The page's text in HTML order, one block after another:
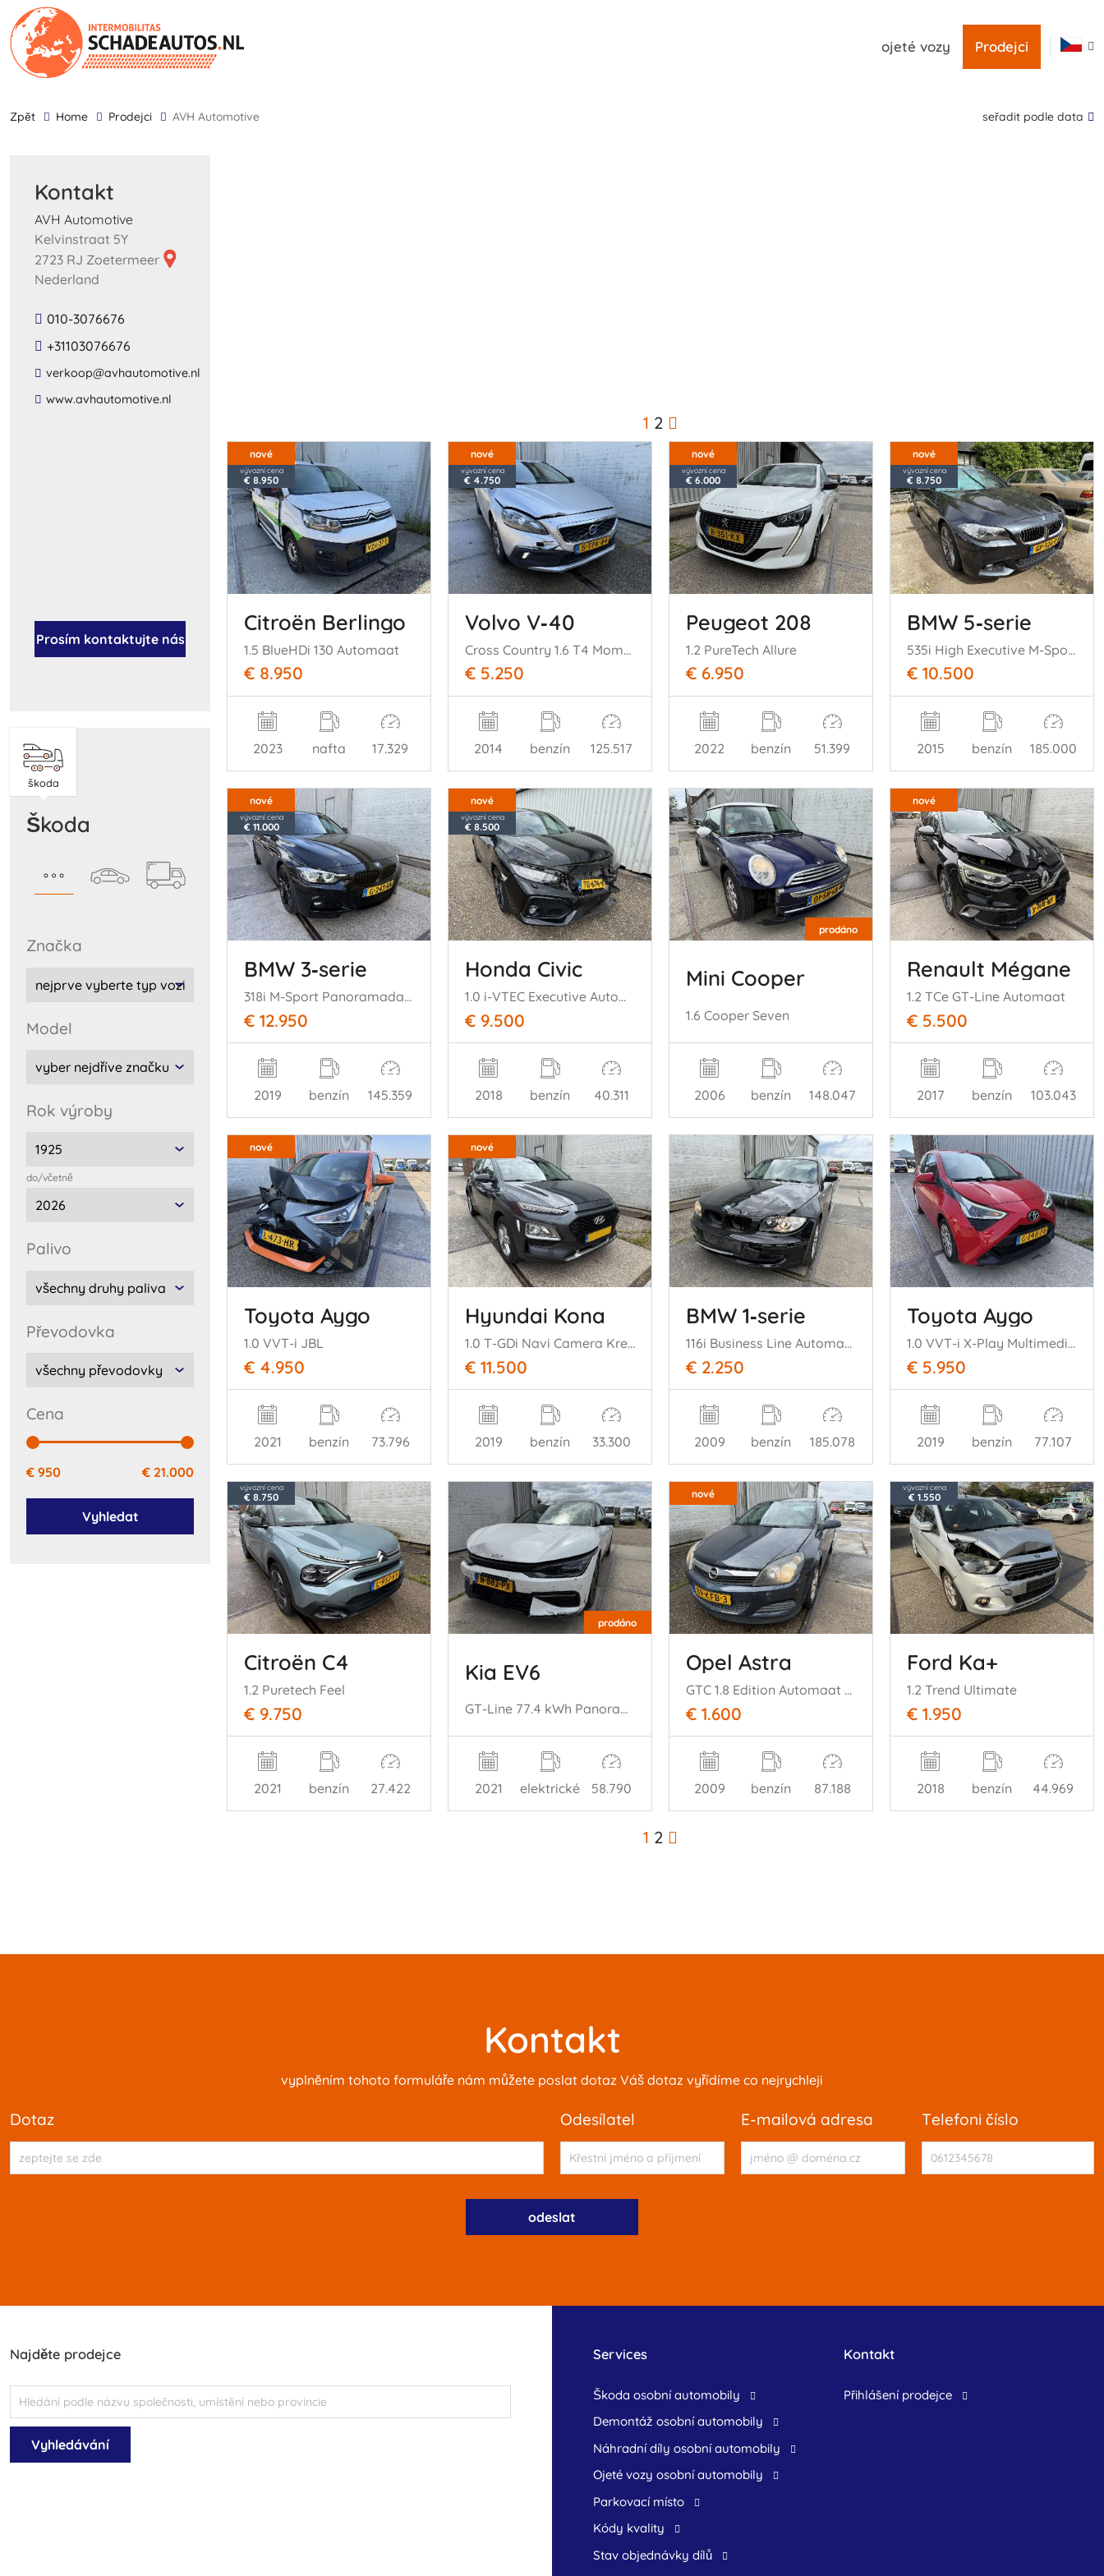
ojeté vozy Prodejci
zpĕt Home Prodejci AVH Automotive seřadit podle data
Kontakt
AVH Automotive
Kelvinstraat 5Y
2723 RJ Zoetermeer
Nederland
010-3076676
+31103076676
​verkoop​@​avhautomotive​.​nl​
​www​.​avhautomotive​.​nl​
Prosím kontaktujte nás
škoda
škoda
značka
model
rok výroby
do/včetnĕ
palivo
převodovka
cena
€ 950 € 21.000
Vyhledat
1 2
nové
vývozní cena
€ 8.950
Citroën Berlingo
1.5 BlueHDi 130 Automaat
€ 8.950
2023 nafta 17.329
nové
vývozní cena
€ 4.750
Volvo V‑40
Cross Country 1.6 T4 Momentum
€ 5.250
2014 benzín 125.517
nové
vývozní cena
€ 6.000
Peugeot 208
1.2 PureTech Allure
€ 6.950
2022 benzín 51.399
nové
vývozní cena
€ 8.750
BMW 5‑serie
535i High Executive M-Sport
€ 10.500
2015 benzín 185.000
nové
vývozní cena
€ 11.000
BMW 3‑serie
318i M-Sport Panoramadak H/K Leer
€ 12.950
2019 benzín 145.359
nové
vývozní cena
€ 8.500
Honda Civic
1.0 i-VTEC Executive Automaat Panoramadak
€ 9.500
2018 benzín 40.311
prodáno
Mini Cooper
1.6 Cooper Seven
2006 benzín 148.047
nové
Renault Mégane
1.2 TCe GT-Line Automaat
€ 5.500
2017 benzín 103.043
nové
Toyota Aygo
1.0 VVT-i JBL
€ 4.950
2021 benzín 73.796
nové
Hyundai Kona
1.0 T-GDi Navi Camera Krell Audio
€ 11.500
2019 benzín 33.300
BMW 1‑serie
116i Business Line Automaat Navi
€ 2.250
2009 benzín 185.078
Toyota Aygo
1.0 VVT-i X-Play Multimedia Camera
€ 5.950
2019 benzín 77.107
vývozní cena
€ 8.750
Citroën C4
1.2 Puretech Feel
€ 9.750
2021 benzín 27.422
prodáno
Kia EV6
GT-Line 77.4 kWh Panoramadak
2021 elektrické 58.790
nové
Opel Astra
GTC 1.8 Edition Automaat Airco
€ 1.600
2009 benzín 87.188
vývozní cena
€ 1.550
Ford Ka+
1.2 Trend Ultimate
€ 1.950
2018 benzín 44.969
1 2
Kontakt
vyplnĕním tohoto formuláře nám můžete poslat dotaz Váš dotaz vyřídíme co nejrychleji
dotaz odesílatel e-mailová adresa telefoni číslo
Najděte prodejce Services
škoda osobní automobily
demontáž osobní automobily
náhradní díly osobní automobily
ojeté vozy osobní automobily
Parkovací místo
Kódy kvality
Stav objednávky dílů
Kontakt
přihlášení prodejce